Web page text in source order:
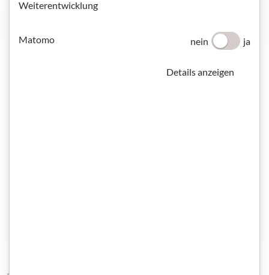
Weiterentwicklung
Matomo nein ja
Details anzeigen